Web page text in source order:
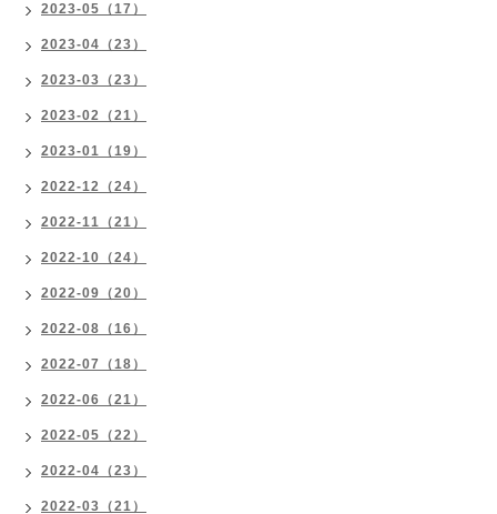
2023-05（17）
2023-04（23）
2023-03（23）
2023-02（21）
2023-01（19）
2022-12（24）
2022-11（21）
2022-10（24）
2022-09（20）
2022-08（16）
2022-07（18）
2022-06（21）
2022-05（22）
2022-04（23）
2022-03（21）